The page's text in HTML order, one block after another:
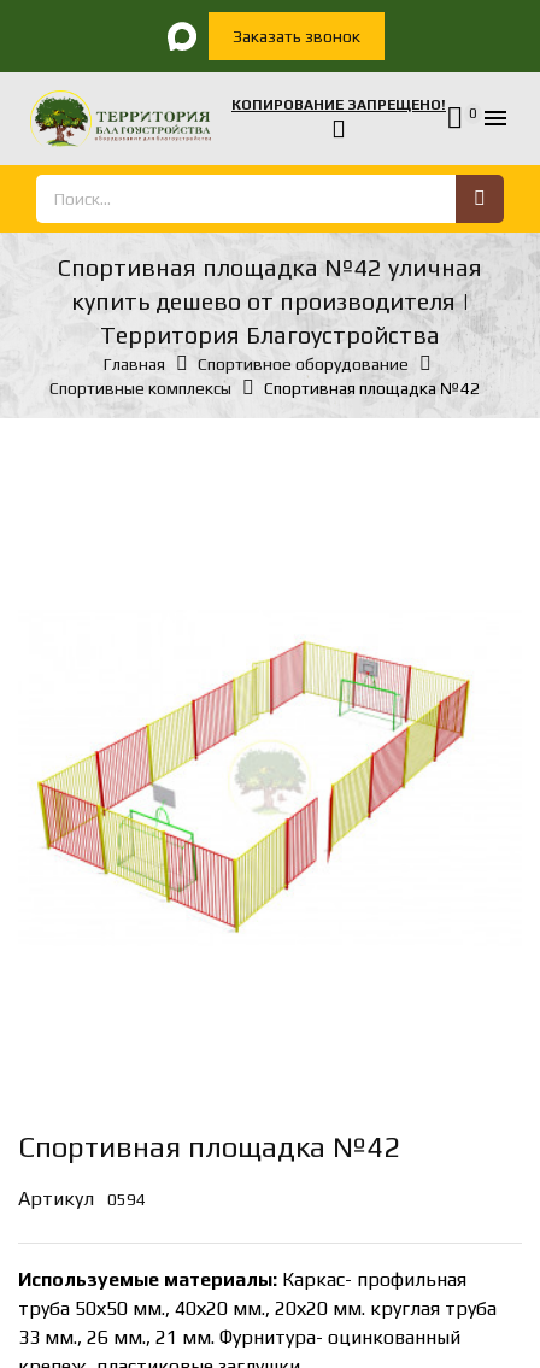
Заказать звонок
КОПИРОВАНИЕ ЗАПРЕЩЕНО! 0 
Спортивная площадка №42 уличная
купить дешево от производителя |
Территория Благоустройства
Главная
Спортивное оборудование
Спортивные комплексы
Спортивная площадка №42
Спортивная площадка №42
Артикул 0594
Используемые материалы: Каркас- профильная
труба 50х50 мм., 40х20 мм., 20х20 мм. круглая труба
33 мм., 26 мм., 21 мм. Фурнитура- оцинкованный